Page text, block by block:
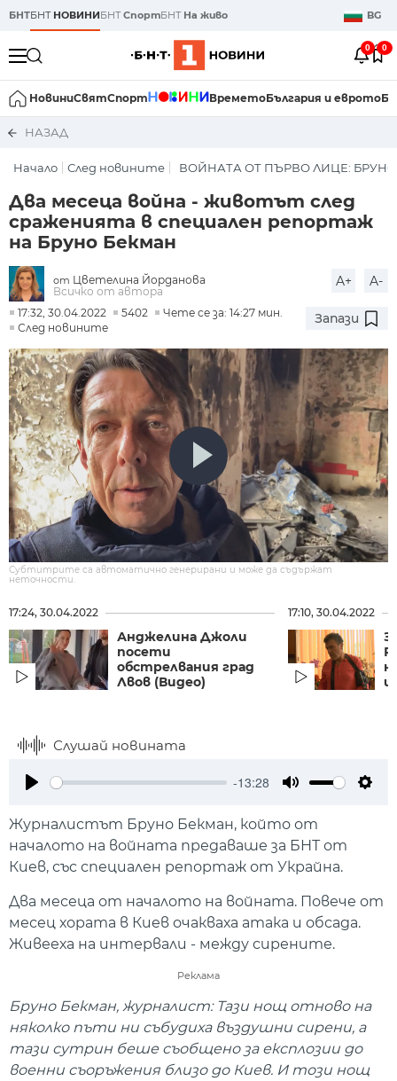
БНТБНТ НОВИНИБНТСпортБНТ На живо BG
0 0
НовиниСвятСпорт ВреметоБългария и еврото
НАЗАД
Начало След новините ВОЙНАТА ОТ ПЪРВО ЛИЦЕ:
Два месеца война - животът след
сраженията в специален репортаж
на Бруно Бекман
от Цветелина Йорданова
Всичко от автора
A+ A-
17:32, 30.04.2022 5402
Чете се за: 14:27 мин.
След новините
Запази
Субтитрите са автоматично генерирани и може да съдържат
неточности.
17:24, 30.04.2022
Анджелина Джоли
посети
обстрелвания град
Лвов (Видео)
17:10, 30.04.2022
Слушай новината
-13:28
Журналистът Бруно Бекман, който от
началото на войната предаваше за БНТ от
Киев, със специален репортаж от Украйна.
Два месеца от началото на войната. Повече от
месец хората в Киев очакваха атака и обсада.
Живееха на интервали - между сирените.
Реклама
Бруно Бекман, журналист: Тази нощ отново на
няколко пъти ни събудиха въздушни сирени, а
тази сутрин беше съобщено за експлозии до
военни съоръжения близо до Киев. И този нощ